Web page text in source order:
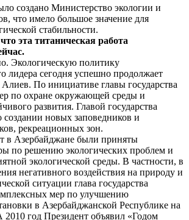
создано Министерство экологии и
что имело большое значение для
стабильности.
эта титаническая работа
Экологическую политику
лидера сегодня успешно продолжает
По инициативе главы государства
по охране окружающей среды и
развития. Главой государства
новых заповедников и
рекреационных зон.
в Азербайджане были приняты
по решению экологических проблем и
экологической среды. В частности, в
негативного воздействия на природу и
ситуации глава государства
мер по улучшению
в Азербайджанской Республике на
2010 год Президент объявил «Годом